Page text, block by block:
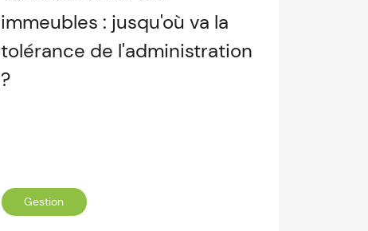
immeubles : jusqu'où va la
tolérance de l'administration
?
Gestion